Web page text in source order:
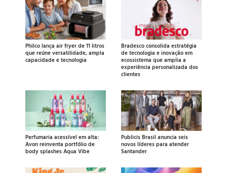
Philco lança air fryer de 11 litros
que reúne versatilidade, ampla
capacidade e tecnologia
Bradesco consolida estratégia
de tecnologia e inovação em
ecossistema que amplia a
experiência personalizada dos
clientes
Perfumaria acessível em alta:
Avon reinventa portfólio de
body splashes Aqua Vibe
Publicis Brasil anuncia seis
novos líderes para atender
Santander